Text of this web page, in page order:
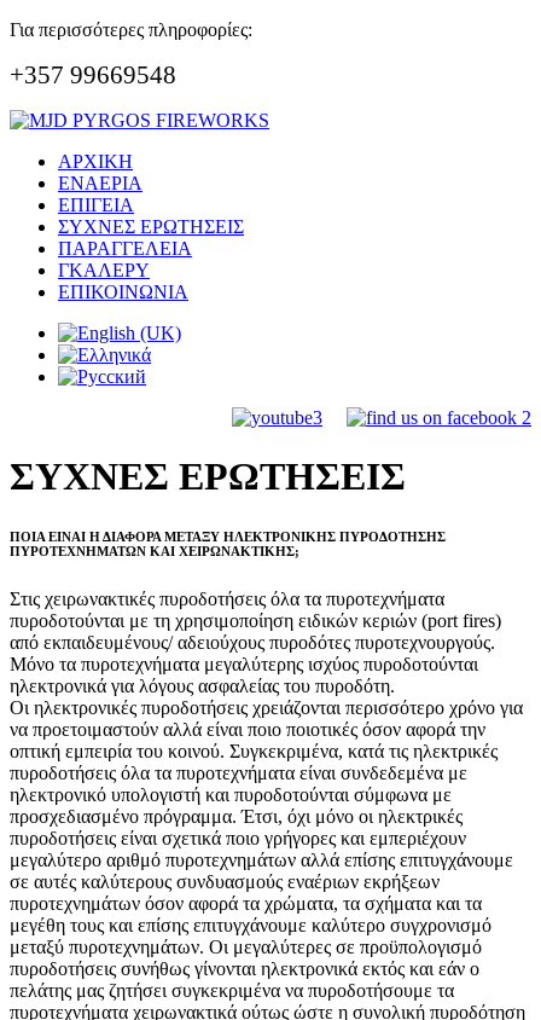
Για περισσότερες πληροφορίες:
+357 99669548
ΑΡΧΙΚΗ
ΕΝΑΕΡΙΑ
ΕΠΙΓΕΙΑ
ΣΥΧΝΕΣ ΕΡΩΤΗΣΕΙΣ
ΠΑΡΑΓΓΕΛΕΙΑ
ΓΚΑΛΕΡΥ
ΕΠΙΚΟΙΝΩΝΙΑ
ΣΥΧΝΕΣ ΕΡΩΤΗΣΕΙΣ
ΠΟΙΑ ΕΙΝΑΙ Η ΔΙΑΦΟΡΑ ΜΕΤΑΞΥ ΗΛΕΚΤΡΟΝΙΚΗΣ ΠΥΡΟΔΟΤΗΣΗΣ
ΠΥΡΟΤΕΧΝΗΜΑΤΩΝ ΚΑΙ ΧΕΙΡΩΝΑΚΤΙΚΗΣ;
Στις χειρωνακτικές πυροδοτήσεις όλα τα πυροτεχνήματα
πυροδοτούνται με τη χρησιμοποίηση ειδικών κεριών (port fires)
από εκπαιδευμένους/ αδειούχους πυροδότες πυροτεχνουργούς.
Μόνο τα πυροτεχνήματα μεγαλύτερης ισχύος πυροδοτούνται
ηλεκτρονικά για λόγους ασφαλείας του πυροδότη.
Οι ηλεκτρονικές πυροδοτήσεις χρειάζονται περισσότερο χρόνο για
να προετοιμαστούν αλλά είναι ποιο ποιοτικές όσον αφορά την
οπτική εμπειρία του κοινού. Συγκεκριμένα, κατά τις ηλεκτρικές
πυροδοτήσεις όλα τα πυροτεχνήματα είναι συνδεδεμένα με
ηλεκτρονικό υπολογιστή και πυροδοτούνται σύμφωνα με
προσχεδιασμένο πρόγραμμα. Έτσι, όχι μόνο οι ηλεκτρικές
πυροδοτήσεις είναι σχετικά ποιο γρήγορες και εμπεριέχουν
μεγαλύτερο αριθμό πυροτεχνημάτων αλλά επίσης επιτυγχάνουμε
σε αυτές καλύτερους συνδυασμούς εναέριων εκρήξεων
πυροτεχνημάτων όσον αφορά τα χρώματα, τα σχήματα και τα
μεγέθη τους και επίσης επιτυγχάνουμε καλύτερο συγχρονισμό
μεταξύ πυροτεχνημάτων. Οι μεγαλύτερες σε προϋπολογισμό
πυροδοτήσεις συνήθως γίνονται ηλεκτρονικά εκτός και εάν ο
πελάτης μας ζητήσει συγκεκριμένα να πυροδοτήσουμε τα
πυροτεχνήματα χειρωνακτικά ούτως ώστε η συνολική πυροδότηση